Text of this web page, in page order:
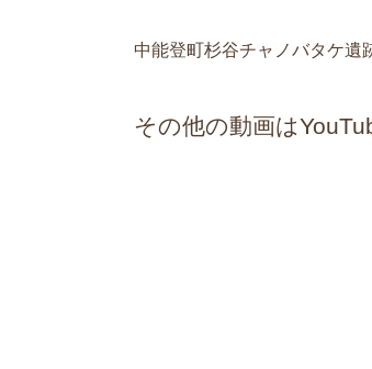
中能登町杉谷チャノバタケ遺
その他の動画は